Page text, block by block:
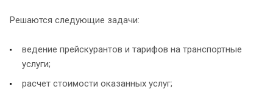
Решаются следующие задачи:
ведение прейскурантов и тарифов на транспортные
услуги;
расчет стоимости оказанных услуг;